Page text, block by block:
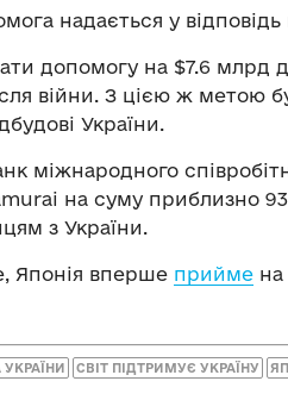
надається у відповідь
допомогу на $7.6 млрд
війни. З цією ж метою
України.
міжнародного
на суму приблизно
з України.
Японія вперше прийме на
СВІТ ПІДТРИМУЄ УКРАЇНУ